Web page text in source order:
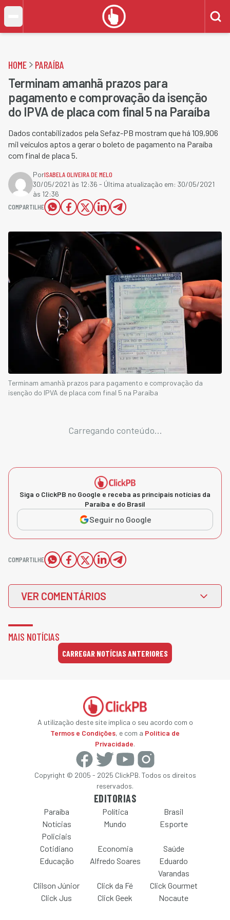
HOME PARAÍBA
Terminam amanhã prazos para
pagamento e comprovação da isenção
do IPVA de placa com final 5 na Paraíba
Dados contabilizados pela Sefaz-PB mostram que há 109,906
mil veículos aptos a gerar o boleto de pagamento na Paraíba
com final de placa 5.
PorISABELA OLIVEIRA DE MELO
30/05/2021 às 12:36 - Última atualização em: 30/05/2021
às 12:36
COMPARTILHE
Terminam amanhã prazos para pagamento e comprovação da
isenção do IPVA de placa com final 5 na Paraíba
Carregando conteúdo...
Siga o ClickPB no Google e receba as principais notícias da
Paraíba e do Brasil
Seguir no Google
COMPARTILHE
VER COMENTÁRIOS
MAIS NOTÍCIAS
CARREGAR NOTÍCIAS ANTERIORES
A utilização deste site implica o seu acordo com o
Termos e Condições, e com a Política de
Privacidade.
Copyright © 2005 - 2025 ClickPB. Todos os direitos
reservados.
EDITORIAS
Paraíba Política
Brasil
Notícias
Policiais
Mundo Esporte
Cotidiano Economia
Saúde
Educação
Alfredo Soares
Eduardo
Varandas
Clilson Júnior
Click da Fé
Click Gourmet
Click Jus
Click Geek Nocaute